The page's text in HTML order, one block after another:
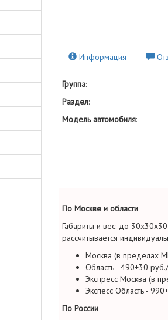
Информация
Группа:
Раздел:
Модель автомобиля:
По Москве и области
Габариты и вес: до
рассчитывается
Москва (в пределах
Область - 490+30
Экспресс Москва (в
Экспесс Область -
По России